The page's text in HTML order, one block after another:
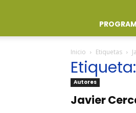
Inicio Etiquetas
Autores
Javier